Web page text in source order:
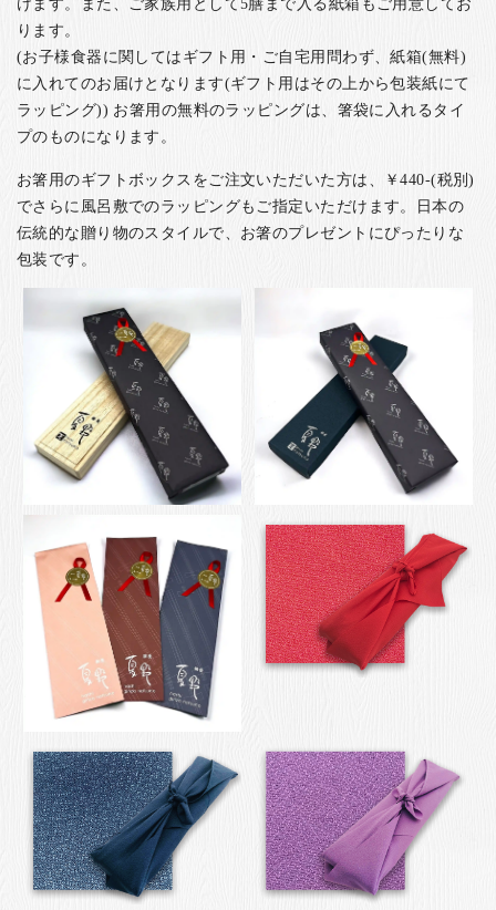
ります。
(お子様食器に関してはギフト用・ご自宅用問わず、紙箱(無料)
に入れてのお届けとなります(ギフト用はその上から包装紙にて
ラッピング)) お箸用の無料のラッピングは、箸袋に入れるタイ
プのものになります。
お箸用のギフトボックスをご注文いただいた方は、￥440-(税別)
でさらに風呂敷でのラッピングもご指定いただけます。日本の
伝統的な贈り物のスタイルで、お箸のプレゼントにぴったりな
包装です。